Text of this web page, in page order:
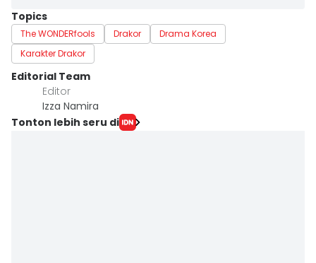
Topics
The WONDERfools Drakor
Drama Korea
Karakter Drakor
Editorial Team
Editor
Izza Namira
Tonton lebih seru di